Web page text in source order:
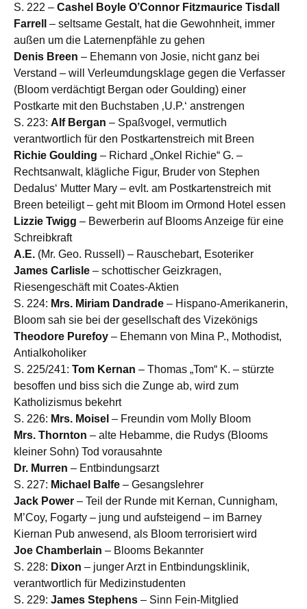
S. 222 – Cashel Boyle O’Connor Fitzmaurice Tisdall
Farrell
– seltsame Gestalt, hat die Gewohnheit, immer
außen um die Laternenpfähle zu gehen
Denis Breen – Ehemann von Josie, nicht ganz bei
Verstand – will Verleumdungsklage gegen die Verfasser
(Bloom verdächtigt Bergan oder Goulding) einer
Postkarte mit den Buchstaben ‚U.P.‘ anstrengen
S. 223: Alf Bergan – Spaßvogel, vermutlich
verantwortlich für den Postkartenstreich mit Breen
Richie Goulding – Richard „Onkel Richie“ G. –
Rechtsanwalt, klägliche Figur, Bruder von Stephen
Dedalus‘ Mutter Mary – evlt. am Postkartenstreich mit
Breen beteiligt – geht mit Bloom im Ormond Hotel essen
Lizzie Twigg – Bewerberin auf Blooms Anzeige für eine
Schreibkraft
A.E. (Mr. Geo. Russell) – Rauschebart, Esoteriker
James Carlisle – schottischer Geizkragen,
Riesengeschäft mit Coates-Aktien
S. 224: Mrs. Miriam Dandrade – Hispano-Amerikanerin,
Bloom sah sie bei der gesellschaft des Vizekönigs
Theodore Purefoy – Ehemann von Mina P., Mothodist,
Antialkoholiker
S. 225/241: Tom Kernan – Thomas „Tom“ K. – stürzte
besoffen und biss sich die Zunge ab, wird zum
Katholizismus bekehrt
S. 226: Mrs. Moisel – Freundin vom Molly Bloom
Mrs. Thornton – alte Hebamme, die Rudys (Blooms
kleiner Sohn) Tod vorausahnte
Dr. Murren – Entbindungsarzt
S. 227: Michael Balfe – Gesangslehrer
Jack Power – Teil der Runde mit Kernan, Cunnigham,
M’Coy, Fogarty – jung und aufsteigend – im Barney
Kiernan Pub anwesend, als Bloom terrorisiert wird
Joe Chamberlain – Blooms Bekannter
S. 228: Dixon – junger Arzt in Entbindungsklinik,
verantwortlich für Medizinstudenten
S. 229: James Stephens – Sinn Fein-Mitglied